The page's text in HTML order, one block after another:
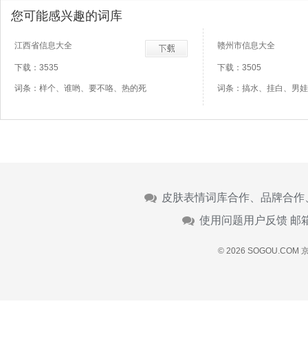
您可能感兴趣的词库
江西省信息大全
下载：3535
词条：样个、谁哟、要不咯、热的死
赣州市信息大全
下载：3505
词条：搞水、挂白、男
皮肤表情词库合作、品牌合
使用问题用户反馈 邮
© 2026 SOGOU.COM